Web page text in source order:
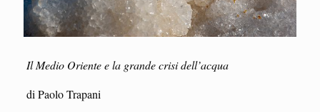
Il Medio Oriente e la grande crisi dell’acqua
di Paolo Trapani